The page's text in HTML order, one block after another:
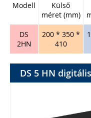
Modell
Külső
méret (mm)
DS
2HN
200 * 350 *
410
DS 5 HN